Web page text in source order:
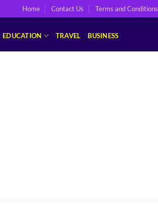
Home Contact Us Terms and Conditions
EDUCATION TRAVEL BUSINESS